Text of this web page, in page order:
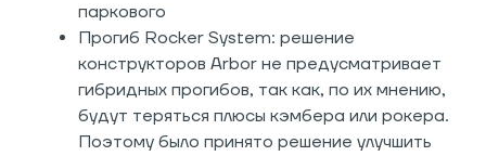
паркового
Прогиб Rocker System: решение
конструкторов Arbor не предусматривает
гибридных прогибов, так как, по их мнению,
будут теряться плюсы кэмбера или рокера.
Поэтому было принято решение улучшить